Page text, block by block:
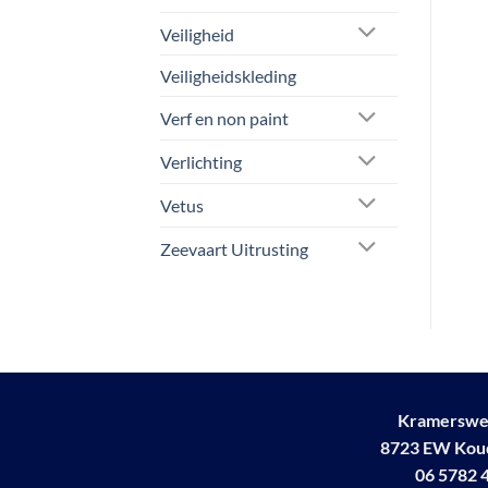
Veiligheid
Veiligheidskleding
Verf en non paint
Verlichting
Vetus
Zeevaart Uitrusting
optie
gekozen
8723 EW
06 5782